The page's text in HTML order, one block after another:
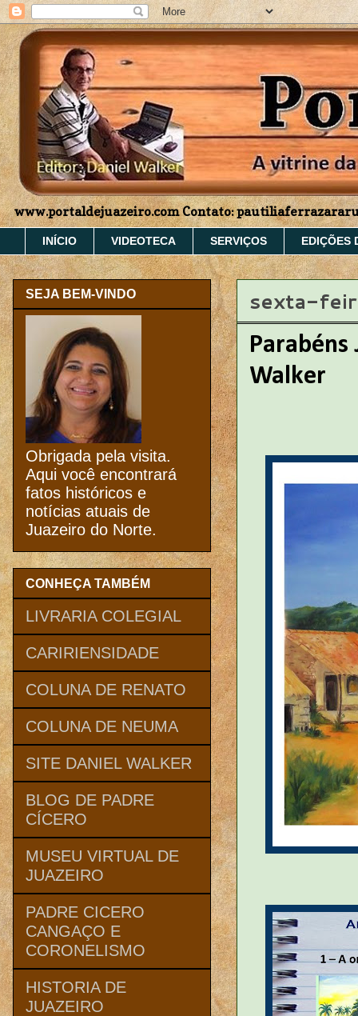
www.portaldejuazeiro.com Contato:
INÍCIO VIDEOTECA SERVIÇOS EDIÇÕES
sexta-
Parabéns
Walker
SEJA BEM-VINDO
Obrigada pela visita.
Aqui você encontrará
fatos históricos e
notícias atuais de
Juazeiro do Norte.
CONHEÇA TAMBÉM
LIVRARIA COLEGIAL
CARIRIENSIDADE
COLUNA DE RENATO
COLUNA DE NEUMA
SITE DANIEL WALKER
BLOG DE PADRE
CÍCERO
MUSEU VIRTUAL DE
JUAZEIRO
PADRE CICERO
CANGAÇO E
CORONELISMO
HISTORIA DE
JUAZEIRO